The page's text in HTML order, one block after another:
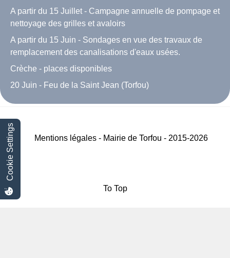
A partir du 15 Juillet - Campagne annuelle de pompage et
nettoyage des grilles et avaloirs
A partir du 15 Juin - Sondages en vue des travaux de
remplacement des canalisations d'eaux usées.
Crèche - places disponibles
20 Juin - Feu de la Saint Jean (Torfou)
Mentions légales - Mairie de Torfou - 2015-2026
To Top
Cookie Settings